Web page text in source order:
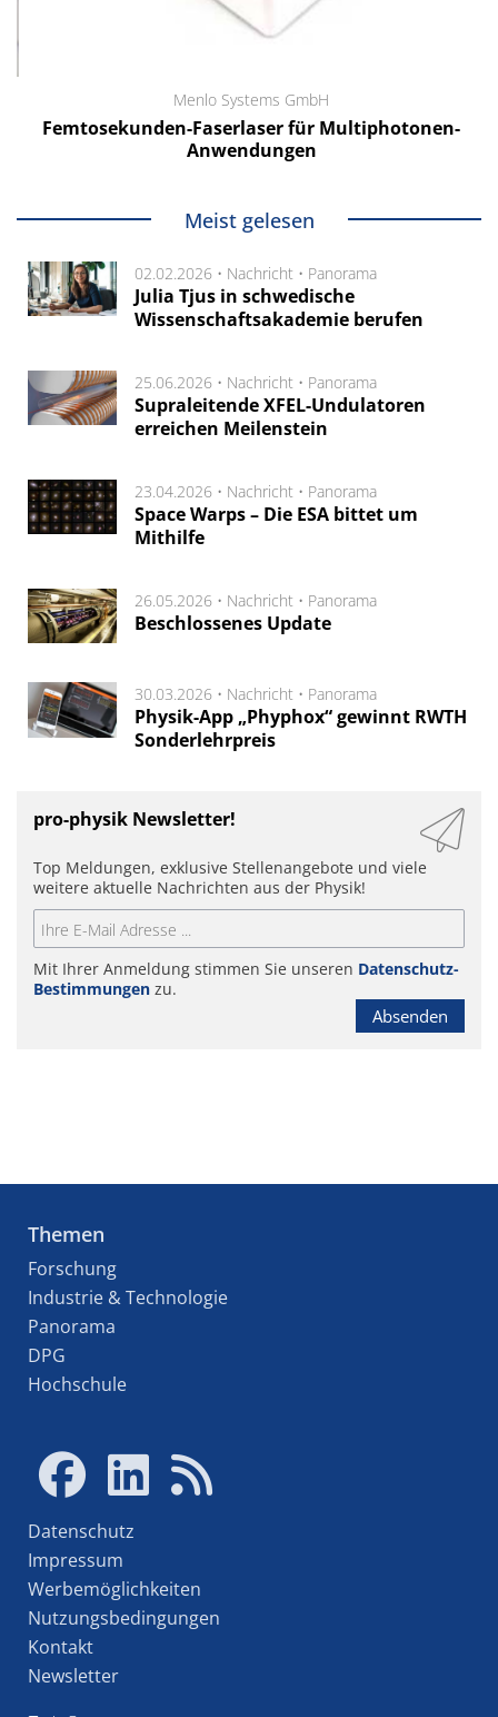
Menlo Systems GmbH
Femtosekunden-Faserlaser für Multiphotonen-
Anwendungen
Meist gelesen
02.02.2026 • Nachricht • Panorama
Julia Tjus in schwedische
Wissenschaftsakademie berufen
25.06.2026 • Nachricht • Panorama
Supraleitende XFEL-Undulatoren
erreichen Meilenstein
23.04.2026 • Nachricht • Panorama
Space Warps – Die ESA bittet um
Mithilfe
26.05.2026 • Nachricht • Panorama
Beschlossenes Update
30.03.2026 • Nachricht • Panorama
Physik-App „Phyphox“ gewinnt RWTH
Sonderlehrpreis
pro-physik Newsletter!
Top Meldungen, exklusive Stellenangebote und viele
weitere aktuelle Nachrichten aus der Physik!
Mit Ihrer Anmeldung stimmen Sie unseren Datenschutz-
Bestimmungen zu.
Absenden
Themen
Forschung
Industrie & Technologie
Panorama
DPG
Hochschule
Datenschutz
Impressum
Werbemöglichkeiten
Nutzungsbedingungen
Kontakt
Newsletter